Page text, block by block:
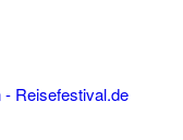
Reisefestival.de